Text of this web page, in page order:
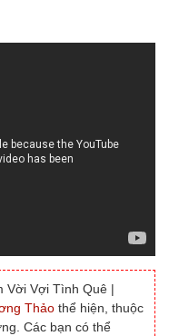
Vời Vợi Tình Quê |
Thảo thể hiện, thuộc
Các bạn có thể